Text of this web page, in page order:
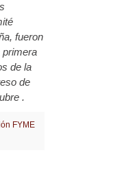
fueron
primera
de la
de
.
FYME